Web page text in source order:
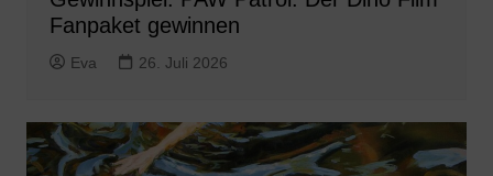
Fanpaket gewinnen
Eva 26. Juli 2026